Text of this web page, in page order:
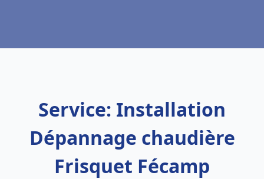
Service: Installation
Dépannage chaudière
Frisquet Fécamp